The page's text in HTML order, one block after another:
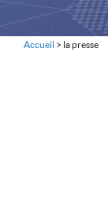
Accueil > la presse